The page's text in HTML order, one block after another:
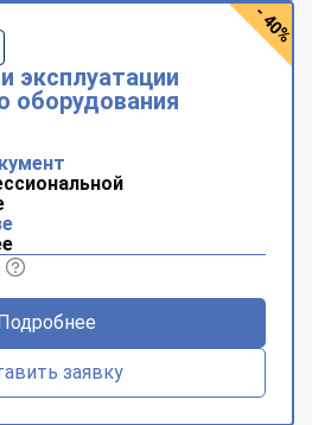
эксплуатации
оборудования
заявку
- 40%